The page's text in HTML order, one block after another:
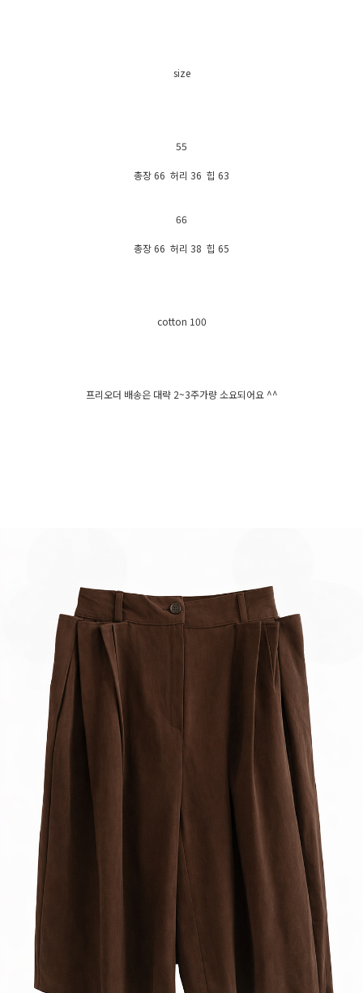
size
55
총장 66 허리 36 힙 63
66
총장 66 허리 38 힙 65
cotton 100
프리오더 배송은 대략 2~3주가량 소요되어요 ^^